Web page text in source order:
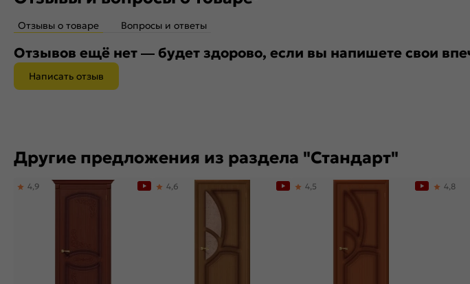
Отзывы о товаре Вопросы и ответы
Отзывов ещё нет — будет здорово, если вы напишете свои
Написать отзыв
Другие предложения из раздела "Стандарт"
4,9 4,6 4,5 4,8